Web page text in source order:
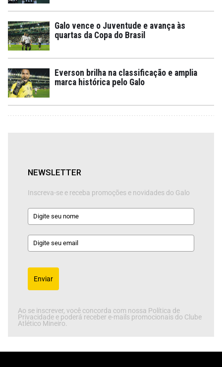
Galo vence o Juventude e avança às
quartas da Copa do Brasil
Everson brilha na classificação e amplia
marca histórica pelo Galo
NEWSLETTER
Inscreva-se e receba promoções e novidades do Galo
Enviar
Ao se inscrever, você concorda com nossa Política de
Privacidade e poderá receber e-mails promocionais do Clube
Atlético Mineiro.